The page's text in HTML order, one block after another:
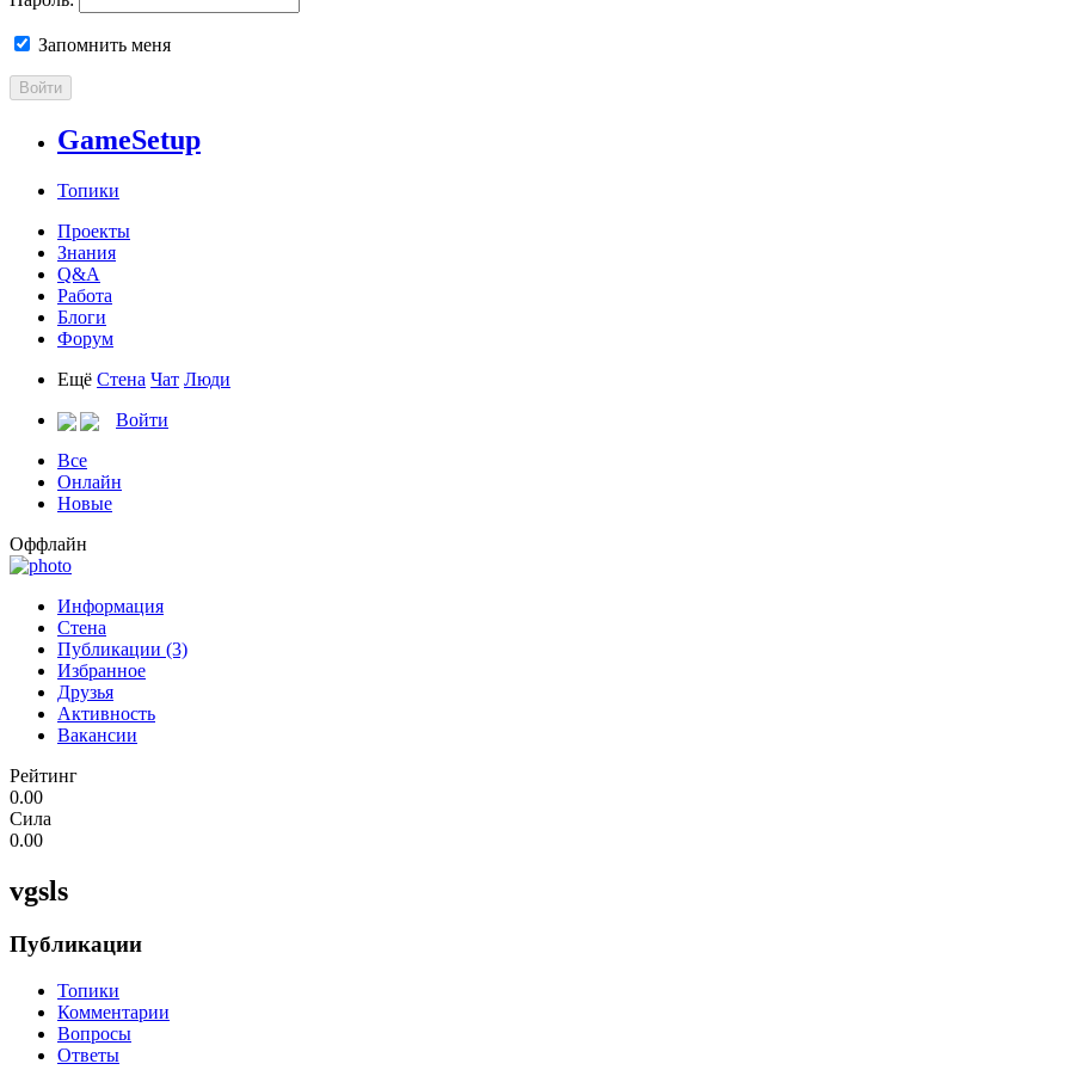
Запомнить меня
Войти
GameSetup
Топики
Проекты
Знания
Q&A
Работа
Блоги
Форум
Ещё Стена Чат Люди
Войти
Все
Онлайн
Новые
Оффлайн
Информация
Стена
Публикации (3)
Избранное
Друзья
Активность
Вакансии
Рейтинг
0.00
Сила
0.00
vgsls
Публикации
Топики
Комментарии
Вопросы
Ответы